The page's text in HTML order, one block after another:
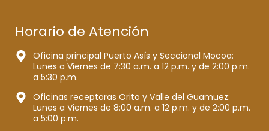
Horario de Atención
Oficina principal Puerto Asís y Seccional Mocoa:
Lunes a Viernes de 7:30 a.m. a 12 p.m. y de 2:00 p.m.
a 5:30 p.m.
Oficinas receptoras Orito y Valle del Guamuez:
Lunes a Viernes de 8:00 a.m. a 12 p.m. y de 2:00 p.m.
a 5:00 p.m.